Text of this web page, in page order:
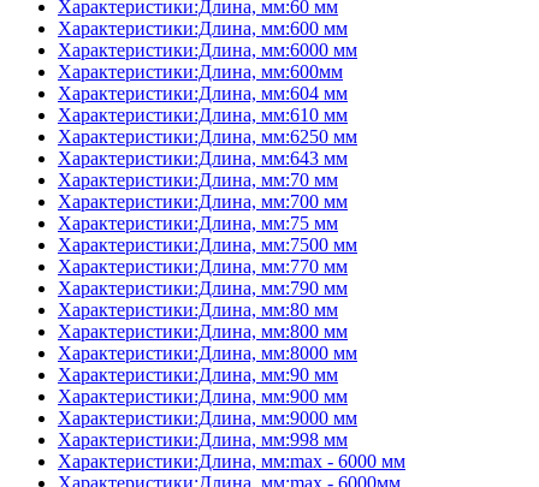
Характеристики:Длина, мм:60 мм
Характеристики:Длина, мм:600 мм
Характеристики:Длина, мм:6000 мм
Характеристики:Длина, мм:600мм
Характеристики:Длина, мм:604 мм
Характеристики:Длина, мм:610 мм
Характеристики:Длина, мм:6250 мм
Характеристики:Длина, мм:643 мм
Характеристики:Длина, мм:70 мм
Характеристики:Длина, мм:700 мм
Характеристики:Длина, мм:75 мм
Характеристики:Длина, мм:7500 мм
Характеристики:Длина, мм:770 мм
Характеристики:Длина, мм:790 мм
Характеристики:Длина, мм:80 мм
Характеристики:Длина, мм:800 мм
Характеристики:Длина, мм:8000 мм
Характеристики:Длина, мм:90 мм
Характеристики:Длина, мм:900 мм
Характеристики:Длина, мм:9000 мм
Характеристики:Длина, мм:998 мм
Характеристики:Длина, мм:max - 6000 мм
Характеристики:Длина, мм:max - 6000мм